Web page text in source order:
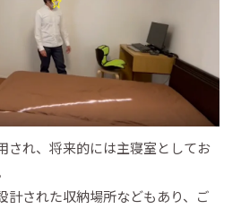
され、将来的には主寝室としてお
計された収納場所などもあり、ご